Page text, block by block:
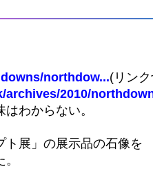
northdow...(リン
2010/
わからない。
展」の展示品の石像を